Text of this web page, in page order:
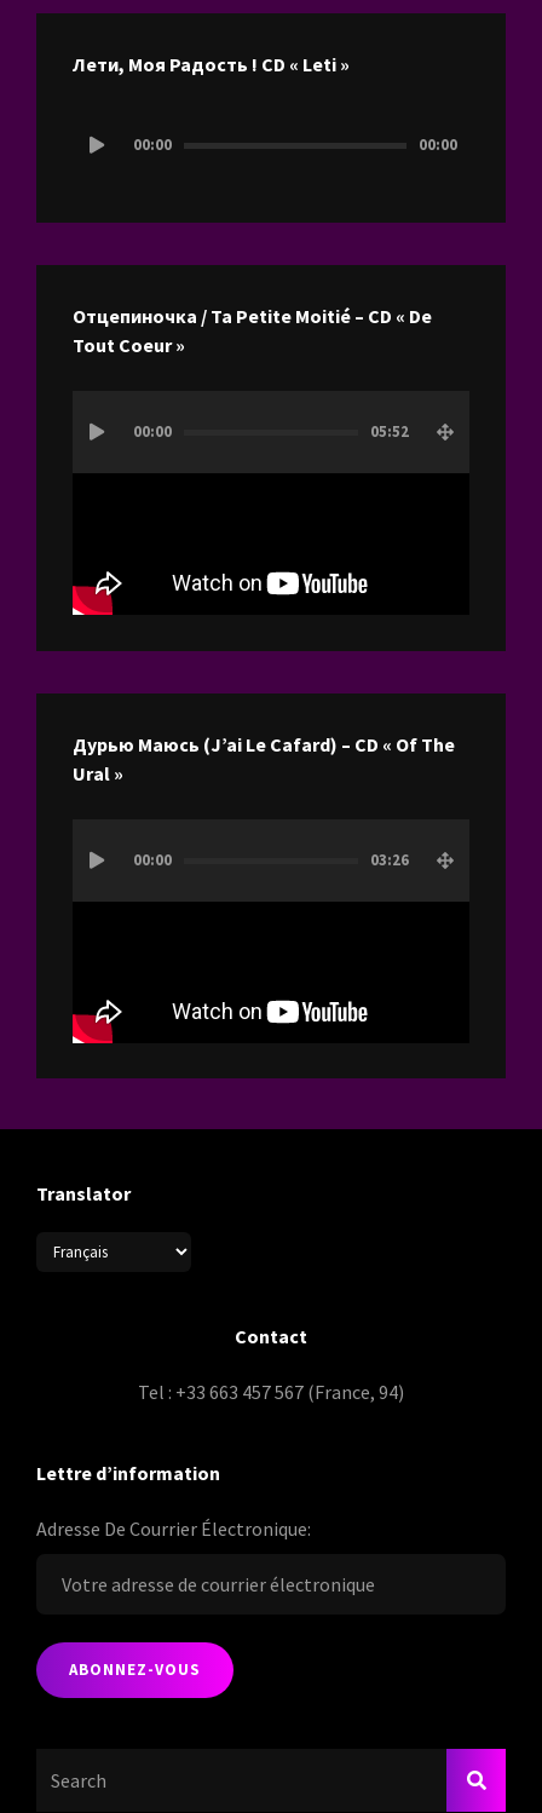
Лети, Моя Радость ! CD « Leti »
audio
00:00 00:00
Отцепиночка / Ta Petite Moitié – CD « De
Tout Coeur »
vidéo
00:00 05:52
Дурью Маюсь (J’ai Le Cafard) – CD « Of The
Ural »
vidéo
00:00 03:26
Translator
Contact
Tel : +33 663 457 567 (France, 94)
Lettre d’information
Adresse De Courrier Électronique: